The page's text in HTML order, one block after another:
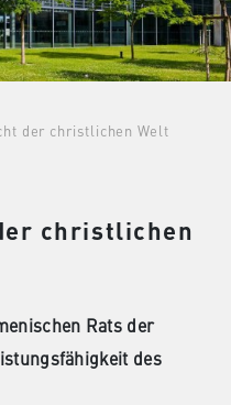
der christlichen Welt
christlichen
Rats der
des